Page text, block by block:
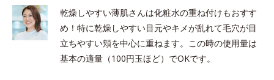
乾燥しやすい薄肌さんは化粧水の重ね付けもおすす
め！特に乾燥しやすい目元やキメが乱れて毛穴が目
立ちやすい頬を中心に重ねます。この時の使用量は
基本の適量（100円玉ほど）でOKです。